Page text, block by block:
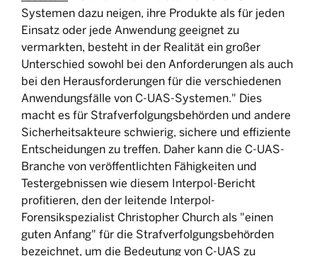
Systemen dazu neigen, ihre Produkte als für jeden
Einsatz oder jede Anwendung geeignet zu
vermarkten, besteht in der Realität ein großer
Unterschied sowohl bei den Anforderungen als auch
bei den Herausforderungen für die verschiedenen
Anwendungsfälle von C-UAS-Systemen." Dies
macht es für Strafverfolgungsbehörden und andere
Sicherheitsakteure schwierig, sichere und effiziente
Entscheidungen zu treffen. Daher kann die C-UAS-
Branche von veröffentlichten Fähigkeiten und
Testergebnissen wie diesem Interpol-Bericht
profitieren, den der leitende Interpol-
Forensikspezialist Christopher Church als "einen
guten Anfang" für die Strafverfolgungsbehörden
bezeichnet, um die Bedeutung von C-UAS zu